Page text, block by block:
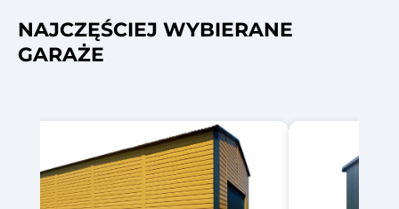
NAJCZĘŚCIEJ WYBIERANE
GARAŻE